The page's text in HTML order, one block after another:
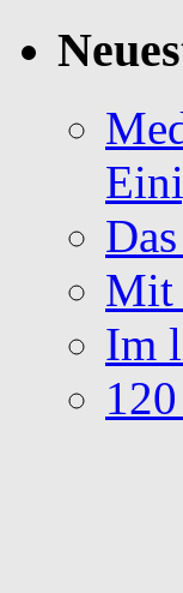
Mit
Im